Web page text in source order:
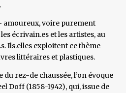
amoureux, voire purement
écrivain.es et les artistes, au
Ils.elles exploitent ce thème
littéraires et plastiques.
rez-de chaussée, l’on évoque
Doff (1858-1942), qui, issue de